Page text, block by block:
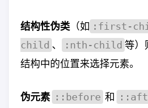
结构性伪类 （如 :first-
child 、 :nth-child 等）
结构中的位置来选择元素。
伪元素 ::before 和